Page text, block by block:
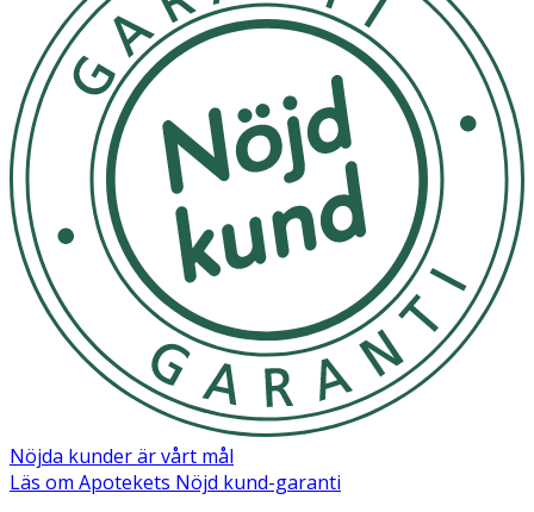
Förberedelse: 1) Tvätta händerna innan du påbörjar
testet. 2) Öppna förpackningen, plocka ur
provtagningspinne från påsen utan att vidröra vid
huvudet/toppen (polyesterhuvud). 3) Separera på
blygdläpparna för att komma åt slidan. 4) För försiktigt in
provtagningspinnen ca 5 cm i slidan (ungefärlig längd på
ett AA-batteri) och vänta cirka 10 sekunder. Det tar ca 10
sekunder för att vara säker på att tillräckligt med vaginalt
sekret täckt toppen på provtagningspinnen. Tillräcklig
fukt är mycket viktigt för testutvärderingen. 5) För ut
provtagningspinnen från slidan och utför testningen.
Utföra testet: 1) Ta ut testpanelen ur den förseglade
påsen och använd den inom en timme. För att uppnå
bästa möjliga resultat bör testet utföras direkt efter att
foliepåsen har öppnats. 2) Placera testpanelen på ett
rent och jämnt underlag eller håll den i din lediga hand. 3)
Applicera toppen på provtagningspinnen i testpanelens
pH-område minst 5 gånger och se till att tillräckligt med
sekret appliceras
Nöjda kunder är vårt mål
Läs om Apotekets Nöjd kund-garanti